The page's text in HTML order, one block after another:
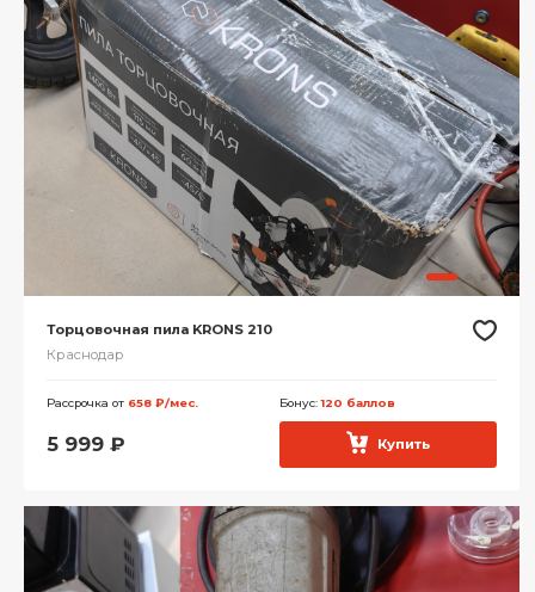
Торцовочная пила KRONS 210
Краснодар
Рассрочка от 658 ₽/мес. Бонус:120 баллов
5 999 ₽ Купить